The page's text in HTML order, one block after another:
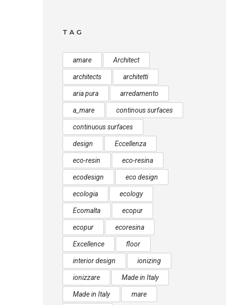
TAG
amare Architect
architects architetti
aria pura arredamento
a_mare continous surfaces
continuous surfaces
design Eccellenza
eco-resin eco-resina
ecodesign eco design
ecologia ecology
Ecomalta ecopur
ecopur ecoresina
Excellence floor
interior design ionizing
ionizzare Made in Italy
Made in Italy mare